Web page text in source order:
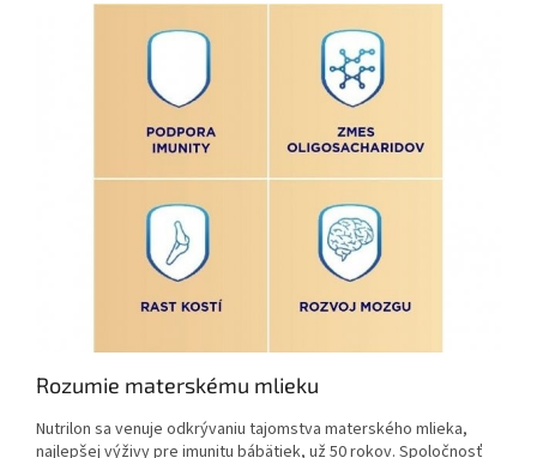
Rozumie materskému mlieku
Nutrilon sa venuje odkrývaniu tajomstva materského mlieka,
najlepšej výživy pre imunitu bábätiek, už 50 rokov. Spoločnosť